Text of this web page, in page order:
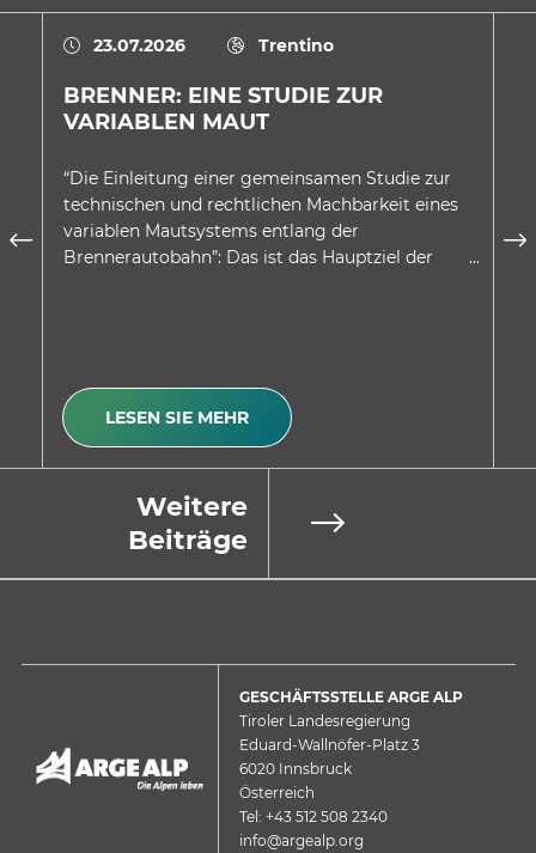
23.07.2026 Trentino
BRENNER: EINE STUDIE ZUR
VARIABLEN MAUT
“Die Einleitung einer gemeinsamen Studie zur
technischen und rechtlichen Machbarkeit eines
variablen Mautsystems entlang der
Brennerautobahn”: Das ist das Hauptziel der
LESEN SIE MEHR
Weitere
Beiträge
GESCHÄFTSSTELLE ARGE ALP
Tiroler Landesregierung
Eduard-Wallnöfer-Platz 3
6020 Innsbruck
Österreich
Tel: +43 512 508 2340
info@argealp.org